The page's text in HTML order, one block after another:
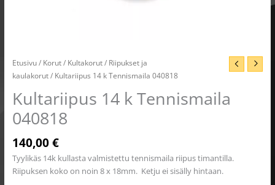
Etusivu/ Korut/ Kultakorut/ Riipukset ja
kaulakorut/ Kultariipus 14 k Tennismaila 040818
Kultariipus 14 k Tennismaila
040818
140,00€
Tyylikäs 14k kullasta valmistettu tennismaila riipus timantilla.
Riipuksen koko on noin 8 x 18mm. Ketju ei sisälly hintaan.